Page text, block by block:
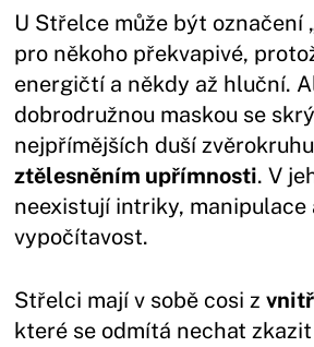
U Střelce může být označení
pro někoho překvapivé,
energičtí a někdy až hluční.
dobrodružnou maskou se
nejpřímějších duší
ztělesněním upřímnosti. V
neexistují intriky, manipulace
vypočítavost.
Střelci mají v sobě cosi z
které se odmítá nechat